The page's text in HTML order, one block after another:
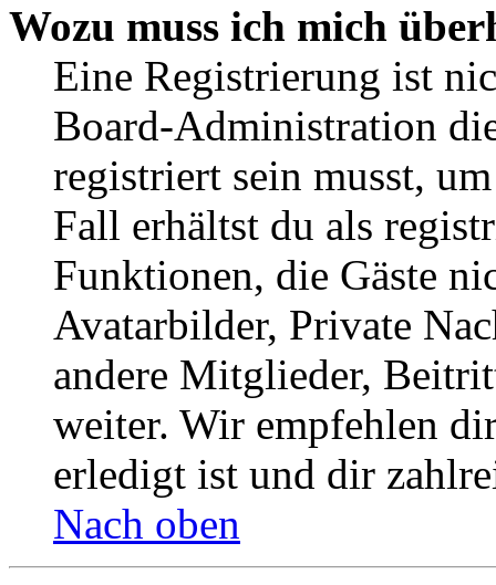
Wozu muss ich mich
Eine Registrierung ist
Board-Administration
registriert sein musst,
Fall erhältst du als
Funktionen, die Gäste
Avatarbilder, Private
andere Mitglieder,
weiter. Wir empfehlen
erledigt ist und dir
Nach oben